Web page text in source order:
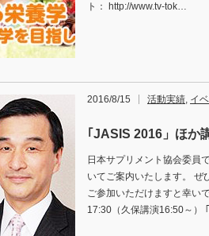
ト： http://www.tv-tok…
2016/8/15 活動実績, イ
｢JASIS 2016」ほか
日本サプリメント協会委員
いてご案内いたします。 ぜ
ご参加いただけますと幸い
17:30（久保講演16:50～）